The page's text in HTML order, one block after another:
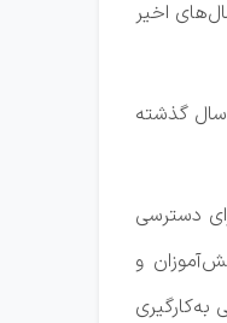
جمعیت بازنشستگان در دهه۹۰، این مسئله در سال‌های اخیر
تعریف شده برای نمونه در مقطع ابتدایی ۱۹.۲ تعریف شده سال گذشته
دسترسی
و
از طریق آزمون استخدامی به‌کارگیری